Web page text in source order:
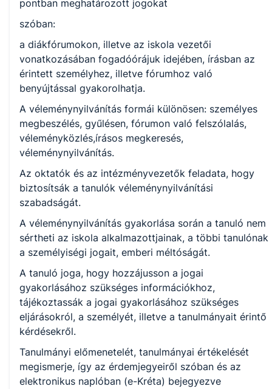
pontban meghatározott jogokat
szóban:
a diákfórumokon, illetve az iskola vezetői
vonatkozásában fogadóórájuk idejében, írásban az
érintett személyhez, illetve fórumhoz való
benyújtással gyakorolhatja.
A véleménynyilvánítás formái különösen: személyes
megbeszélés, gyűlésen, fórumon való felszólalás,
véleményközlés,írásos megkeresés,
véleménynyilvánítás.
Az oktatók és az intézményvezetők feladata, hogy
biztosítsák a tanulók véleménynyilvánítási
szabadságát.
A véleménynyilvánítás gyakorlása során a tanuló nem
sértheti az iskola alkalmazottjainak, a többi tanulónak
a személyiségi jogait, emberi méltóságát.
A tanuló joga, hogy hozzájusson a jogai
gyakorlásához szükséges információkhoz,
tájékoztassák a jogai gyakorlásához szükséges
eljárásokról, a személyét, illetve a tanulmányait érintő
kérdésekről.
Tanulmányi előmenetelét, tanulmányai értékelését
megismerje, így az érdemjegyeiről szóban és az
elektronikus naplóban (e-Kréta) bejegyezve